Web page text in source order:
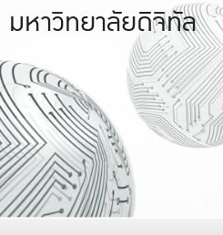
มหาวิทยาลัยรับผิดชอบต่
ร่วมมือกับชุมชน เพื่อค
และความ
มองปัญหา
แก้ไขจากปั
มหาวิทยาลัยดิจิทัล